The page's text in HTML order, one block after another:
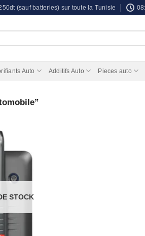
(sauf batteries) sur toute la Tunisie
Auto Additifs Auto Pieces auto
STOCK